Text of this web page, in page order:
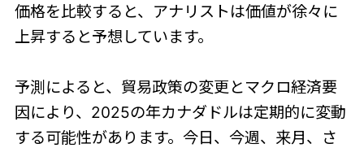
価格を比較すると、アナリストは価値が徐々に
上昇すると予想しています。
予測によると、貿易政策の変更とマクロ経済要
因により、2025の年カナダドルは定期的に変動
する可能性があります。今日、今週、来月、さ